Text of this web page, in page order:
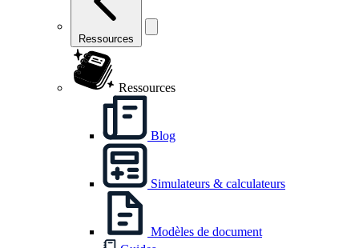
Ressources
Ressources
Blog
Simulateurs & calculateurs
Modèles de document